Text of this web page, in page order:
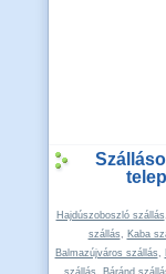
Hajdúszoboszló szállás,
szállás, Kaba
Balmazújváros szállás,
szállás, Báránd